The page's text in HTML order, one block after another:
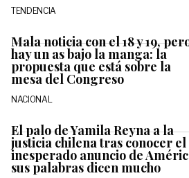
TENDENCIA
Mala noticia con el 18 y 19,
hay un as bajo la manga: la
propuesta que está sobre la
mesa del Congreso
NACIONAL
El palo de Yamila Reyna a la
justicia chilena tras conocer el
inesperado anuncio de
sus palabras dicen mucho